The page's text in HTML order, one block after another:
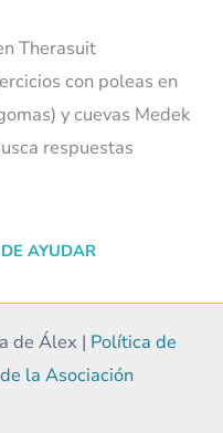
Therasuit
con poleas en
y cuevas Medek
respuestas
AYUDAR
de Álex | Política de
la Asociación